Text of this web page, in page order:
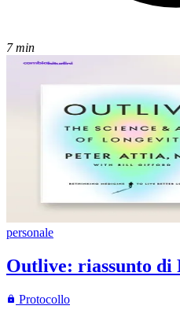
7 min
personale
Outlive: riassunto di
Protocollo